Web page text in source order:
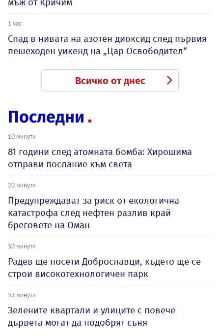
1 час
Спад в нивата на азотен диоксид след първия
пешеходен уикенд на „Цар Освободител“
Всичко от днес
Последни
10 минути
81 години след атомната бомба: Хирошима
отправи послание към света
20 минути
Предупреждават за риск от екологична
катастрофа след нефтен разлив край
бреговете на Оман
30 минути
Радев ще посети Доброславци, където ще се
строи високотехнологичен парк
52 минути
Зелените квартали и улиците с повече
дървета могат да подобрят съня